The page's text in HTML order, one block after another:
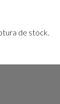
de stock.